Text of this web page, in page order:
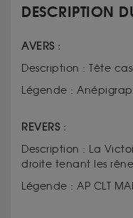
DESCRIPTION
AVERS :
Description : Tête
Légende :
REVERS :
Description : La
droite tenant les
Légende : AP CLT